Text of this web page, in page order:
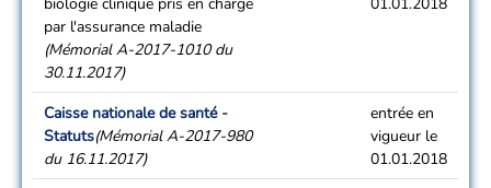
par l'assurance maladie
(Mémorial A-2017-1010 du
30.11.2017)
Caisse nationale de santé -
Statuts(Mémorial A-2017-980
du 16.11.2017)
entrée en
vigueur le
01.01.2018